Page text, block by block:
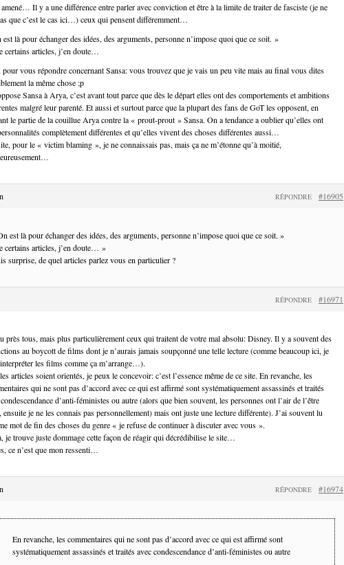
amené… Il y a une différence entre parler avec conviction et être à la limite de traiter de fasciste (je ne
que c’est le cas ici…) ceux qui pensent différemment…
là pour échanger des idées, des arguments, personne n’impose quoi que ce soit. »
certains articles, j’en doute…
vous répondre concernant Sansa: vous trouvez que je vais un peu vite mais au final vous dites
la même chose ;p
Sansa à Arya, c’est avant tout parce que dès le départ elles ont des comportements et ambitions
malgré leur parenté. Et aussi et surtout parce que la plupart des fans de GoT les opposent, en
le partie de la couillue Arya contre la « prout-prout » Sansa. On a tendance a oublier qu’elles ont
complètement différentes et qu’elles vivent des choses différentes aussi…
pour le « victim blaming », je ne connaissais pas, mais ça ne m’étonne qu’à moitié,
#16905
RÉPONDRE
est là pour échanger des idées, des arguments, personne n’impose quoi que ce soit. »
certains articles, j’en doute… »
surprise, de quel articles parlez vous en particulier ?
#16971
RÉPONDRE
près tous, mais plus particulièrement ceux qui traitent de votre mal absolu: Disney. Il y a souvent des
au boycott de films dont je n’aurais jamais soupçonné une telle lecture (comme beaucoup ici, je
les films comme ça m’arrange…).
articles soient orientés, je peux le concevoir: c’est l’essence même de ce site. En revanche, les
qui ne sont pas d’accord avec ce qui est affirmé sont systématiquement assassinés et traités
d’anti-féministes ou autre (alors que bien souvent, les personnes ont l’air de l’être
ensuite je ne les connais pas personnellement) mais ont juste une lecture différente). J’ai souvent lu
mot de fin des choses du genre « je refuse de continuer à discuter avec vous ».
je trouve juste dommage cette façon de réagir qui décrédibilise le site…
ce n’est que mon ressenti…
#16974
RÉPONDRE
En revanche, les commentaires qui ne sont pas d’accord avec ce qui est affirmé sont
systématiquement assassinés et traités avec condescendance d’anti-féministes ou autre